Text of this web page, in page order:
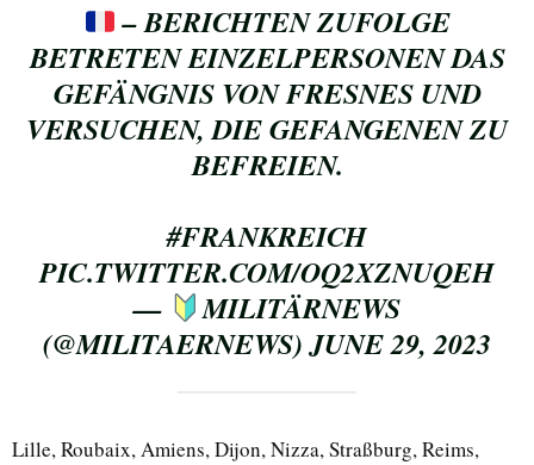
– BERICHTEN ZUFOLGE
BETRETEN EINZELPERSONEN DAS
GEFÄNGNIS VON FRESNES UND
VERSUCHEN, DIE GEFANGENEN ZU
BEFREIEN.
#FRANKREICH
PIC.TWITTER.COM/OQ2XZNUQEH
—
MILITÄRNEWS
(@MILITAERNEWS)JUNE 29, 2023
Lille, Roubaix, Amiens, Dijon, Nizza, Straßburg, Reims,